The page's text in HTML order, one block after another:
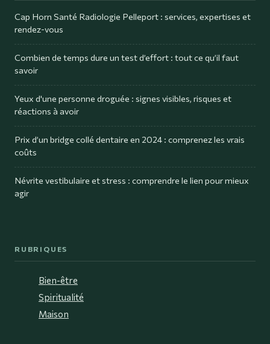
Cap Horn Santé Radiologie Pelleport : services, expertises et
rendez-vous
Combien de temps dure un test d’effort : tout ce qu’il faut
savoir
Yeux d'une personne droguée : signes visibles, risques et
réactions à avoir
Prix d’un bridge collé dentaire en 2024 : comprenez les vrais
coûts
Névrite vestibulaire et stress : comprendre le lien pour mieux
agir
RUBRIQUES
Bien-être
Spiritualité
Maison